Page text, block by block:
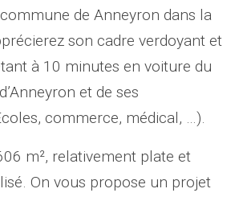
de Anneyron dans la
son cadre verdoyant et
à 10 minutes en voiture du
et de ses
commerce, médical, …).
m², relativement plate et
On vous propose un projet